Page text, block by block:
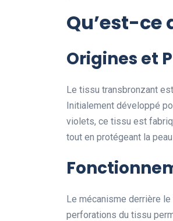
Qu’est-ce
Origines et
Le tissu transbronzant
Initialement développé
violets, ce tissu est
tout en protégeant la
Le mécanisme derrière
perforations du tissu